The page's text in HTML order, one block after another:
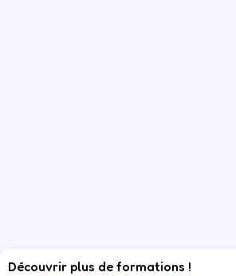
Découvrir plus de formations !